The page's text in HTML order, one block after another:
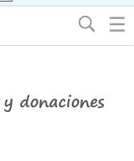
☰
donaciones